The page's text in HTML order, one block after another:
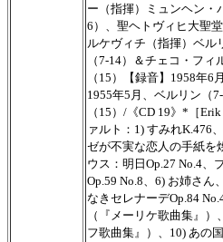
ー（指揮）ミュンヘン・
6）、聖ヘトヴィヒ大聖
ルケヴィチ（指揮）ベル
（7-14）＆チェコ・フ
（15）【録音】1958年6
1955年5月、ベルリン（
（15）/《CD 19》*［
ァルト：1) すみれK.476
ゼが不実な恋人の手紙を
ウス：明日Op.27 No.4、
Op.59 No.8、6) お姉さん
なきセレナーデOp.84
（『メーリケ歌曲集』
フ歌曲集』）、10) あの